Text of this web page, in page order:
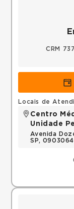
CRM
Locais de
Centro
Unidade
Avenida
SP,